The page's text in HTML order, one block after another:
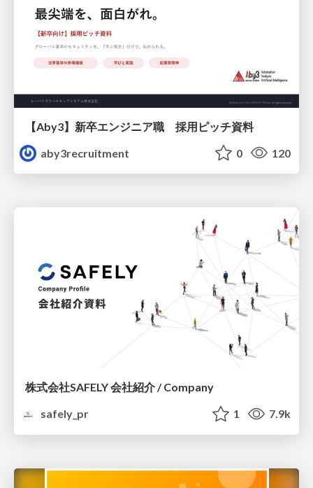
【Aby3】新卒エンジニア職 採用ピッチ資料
aby3recruitment
0 120
株式会社SAFELY 会社紹介 / Company
safely_pr
1 7.9k